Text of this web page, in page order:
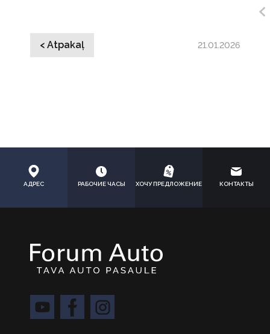
< Atpakaļ 21.01.2026
АДРЕС РАБОЧИЕ ЧАСЫ ХОЧУ ПРЕДЛОЖЕНИЕ КОНТАКТЫ